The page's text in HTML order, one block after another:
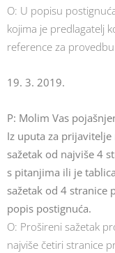
O: U popisu
kojima je predlagatelj
reference za
19. 3. 2019.
P: Molim Vas
Iz uputa za
sažetak od najviše 4
s pitanjima ili je
sažetak od 4 stranice
popis postignuća.
O: Prošireni sažetak
najviše četiri stranice